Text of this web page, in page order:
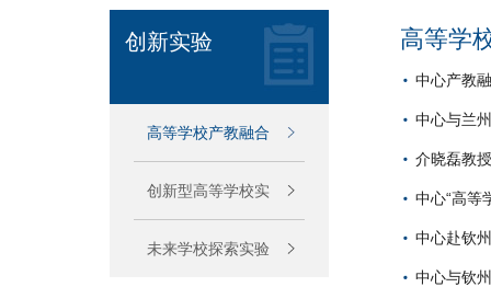
创新实验
高等学校产教融合
创新型高等学校实
未来学校探索实验
高等学
中心产教
中心与兰
介晓磊教
中心“高等
中心赴钦
中心与钦